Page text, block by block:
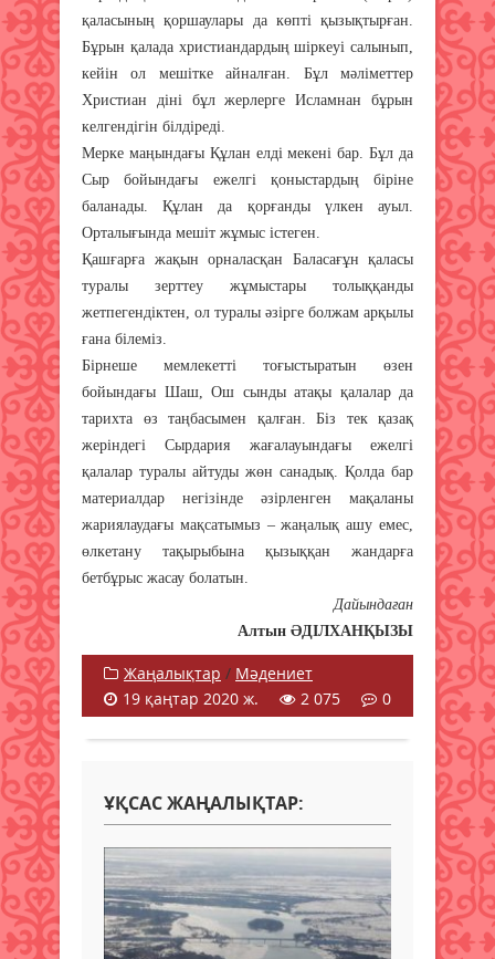
қаласының қоршаулары да көпті қызықтырған.
Бұрын қалада христиандардың шіркеуі салынып,
кейін ол мешітке айналған. Бұл мәліметтер
Христиан діні бұл жерлерге Исламнан бұрын
келгендігін білдіреді.
Мерке маңындағы Құлан елді мекені бар. Бұл да
Сыр бойындағы ежелгі қоныстардың біріне
баланады. Құлан да қорғанды үлкен ауыл.
Орталығында мешіт жұмыс істеген.
Қашғарға жақын орналасқан Баласағұн қаласы
туралы зерттеу жұмыстары толыққанды
жетпегендіктен, ол туралы әзірге болжам арқылы
ғана білеміз.
Бірнеше мемлекетті тоғыстыратын өзен
бойындағы Шаш, Ош сынды атақы қалалар да
тарихта өз таңбасымен қалған. Біз тек қазақ
жеріндегі Сырдария жағалауындағы ежелгі
қалалар туралы айтуды жөн санадық. Қолда бар
материалдар негізінде әзірленген мақаланы
жариялаудағы мақсатымыз – жаңалық ашу емес,
өлкетану тақырыбына қызыққан жандарға
бетбұрыс жасау болатын.
Дайындаған
Алтын ӘДІЛХАНҚЫЗЫ
Жаңалықтар / Мәдениет
19 қаңтар 2020 ж.
2 075 0
ҰҚСАС ЖАҢАЛЫҚТАР: